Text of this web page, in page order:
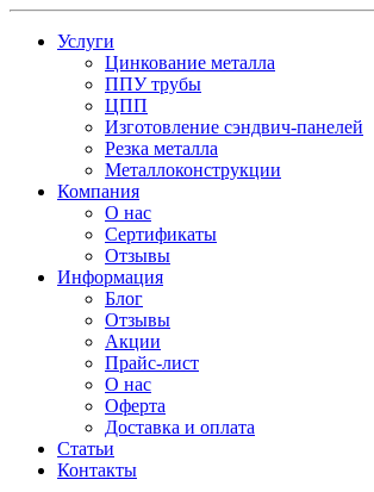
Услуги
Цинкование металла
ППУ трубы
ЦПП
Изготовление сэндвич-панелей
Резка металла
Металлоконструкции
Компания
О нас
Сертификаты
Отзывы
Информация
Блог
Отзывы
Акции
Прайс-лист
О нас
Оферта
Доставка и оплата
Статьи
Контакты